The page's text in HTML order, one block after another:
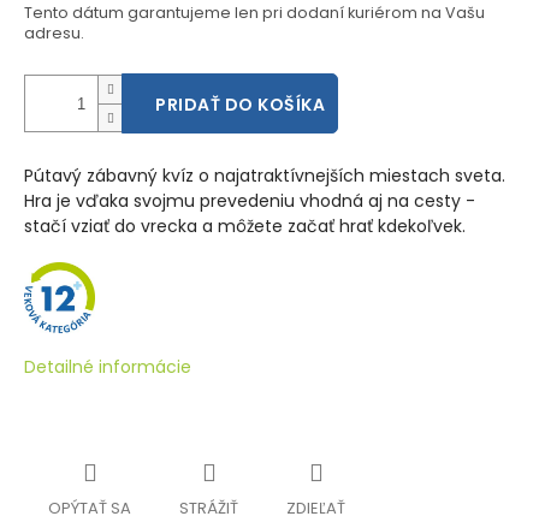
Tento dátum garantujeme len pri dodaní kuriérom na Vašu
adresu.
PRIDAŤ DO KOŠÍKA
Pútavý zábavný kvíz o najatraktívnejších miestach sveta.
Hra je vďaka svojmu prevedeniu vhodná aj na cesty -
stačí vziať do vrecka a môžete začať hrať kdekoľvek.
Detailné informácie
OPÝTAŤ SA STRÁŽIŤ ZDIEĽAŤ